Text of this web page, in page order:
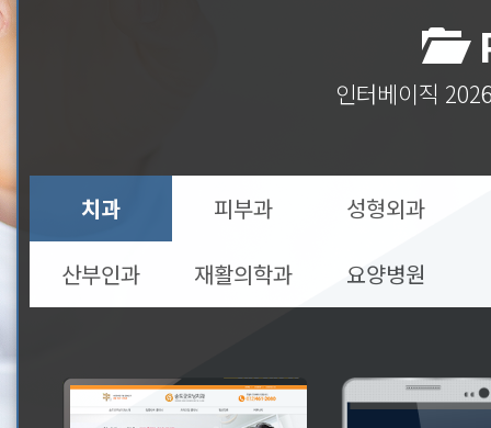
인터베이직
치과 피부과 성형외과
산부인과 재활의학과 요양병원